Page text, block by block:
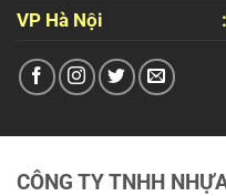
VP Hà Nội
CÔNG TY TNHH